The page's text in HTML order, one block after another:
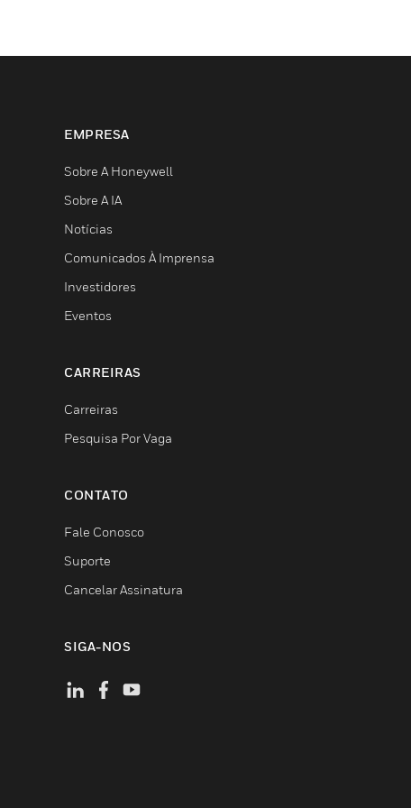
EMPRESA
Sobre A Honeywell
Sobre A IA
Notícias
Comunicados À Imprensa
Investidores
Eventos
CARREIRAS
Carreiras
Pesquisa Por Vaga
CONTATO
Fale Conosco
Suporte
Cancelar Assinatura
SIGA-NOS